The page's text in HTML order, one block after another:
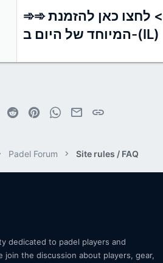
➾➾ ישראל - > > לחצו כאן להזמנת Guardian Botanicals Blood Balance (Israel) - אל תפספסו את המבצע
המיוחד של היום ב-(IL)
Twitter Reddit PinterestWhatsApp
EmailLink
Padel Forum Site rules / FAQ
dedicated to padel players and
join the discussion about players, gear,